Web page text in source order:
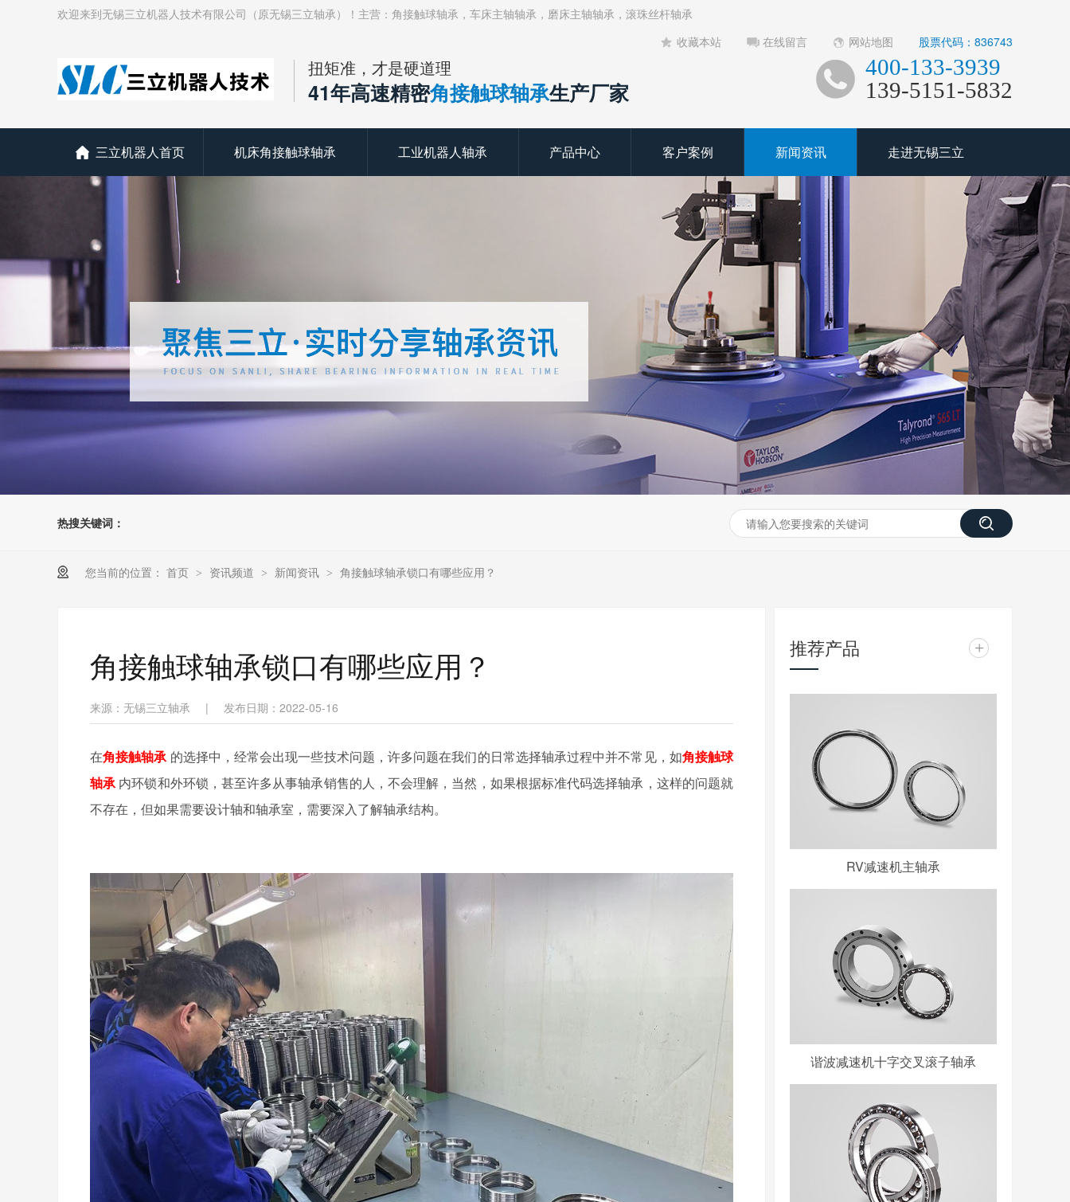
欢迎来到无锡三立机器人技术有限公司（原无锡三立轴承）！主营：角接触球轴承，车床主轴轴承，磨床主轴轴承，滚珠丝杆轴承
收藏本站
在线留言 网站地图 股票代码：836743
扭矩准，才是硬道理
41年高速精密角接触球轴承生产厂家
400-133-3939
139-5151-5832
三立机器人首页 机床角接触球轴承 工业机器人轴承 产品中心 客户案例 新闻资讯 走进无锡三立
热搜关键词：
您当前的位置： 首页 > 资讯频道 > 新闻资讯 > 角接触球轴承锁口有哪些应用？
角接触球轴承锁口有哪些应用？
来源：无锡三立轴承 | 发布日期：2022-05-16
在角接触轴承 的选择中，经常会出现一些技术问题，许多问题在我们的日常选择轴承过程中并不常见，如角接触球
轴承 内环锁和外环锁，甚至许多从事轴承销售的人，不会理解，当然，如果根据标准代码选择轴承，这样的问题就
不存在，但如果需要设计轴和轴承室，需要深入了解轴承结构。
推荐产品 +
RV减速机主轴承
谐波减速机十字交叉滚子轴承